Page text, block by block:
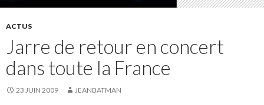
ACTUS
Jarre de retour en concert
dans toute la France
23 JUIN 2009 JEANBATMAN